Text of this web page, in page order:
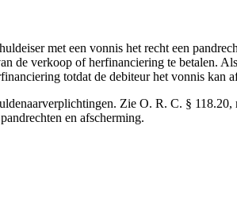
met een vonnis het recht een
de verkoop of herfinanciering te betalen.
totdat de debiteur het vonnis kan
Zie O. R. C. § 118.20,
en afscherming.